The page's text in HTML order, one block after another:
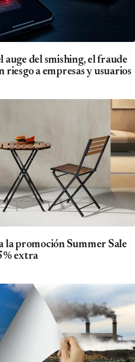
auge del smishing, el fraude
riesgo a empresas y usuarios
la promoción Summer Sale
extra